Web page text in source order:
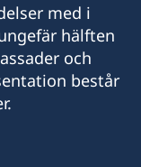
med i
hälften
och
består